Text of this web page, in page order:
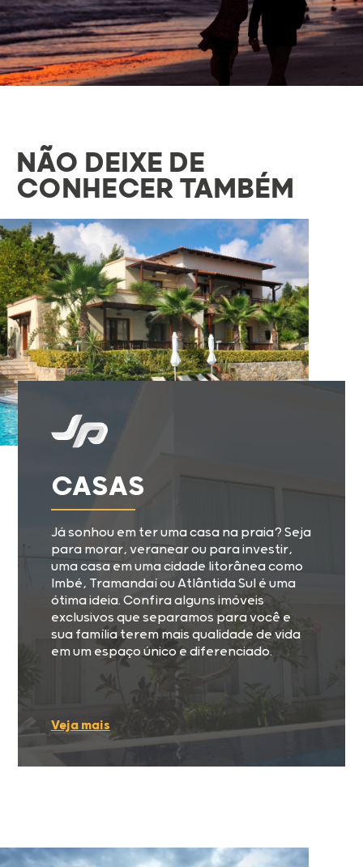
NÃO DEIXE DE
CONHECER TAMBÉM
CASAS
Já sonhou em ter uma casa na praia? Seja
para morar, veranear ou para investir,
uma casa em uma cidade litorânea como
Imbé, Tramandaí ou Atlântida Sul é uma
ótima ideia. Confira alguns imóveis
exclusivos que separamos para você e
sua família terem mais qualidade de vida
em um espaço único e diferenciado.
Veja mais